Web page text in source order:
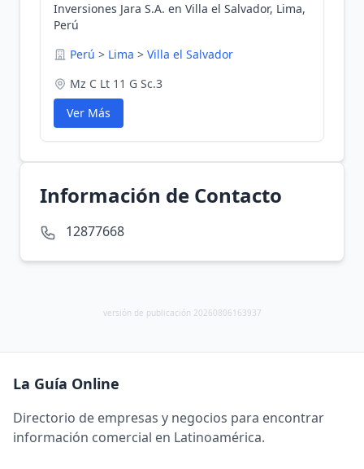
Inversiones Jara S.A. en Villa el Salvador, Lima,
Perú
Perú > Lima > Villa el Salvador
Mz C Lt 11 G Sc.3
Ver Más
Información de Contacto
12877668
versión de publicación 20260806163937
La Guía Online
Directorio de empresas y negocios para encontrar
información comercial en Latinoamérica.